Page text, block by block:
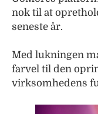
nok til at
seneste år.
Med lukningen
farvel til den
virksomhedens